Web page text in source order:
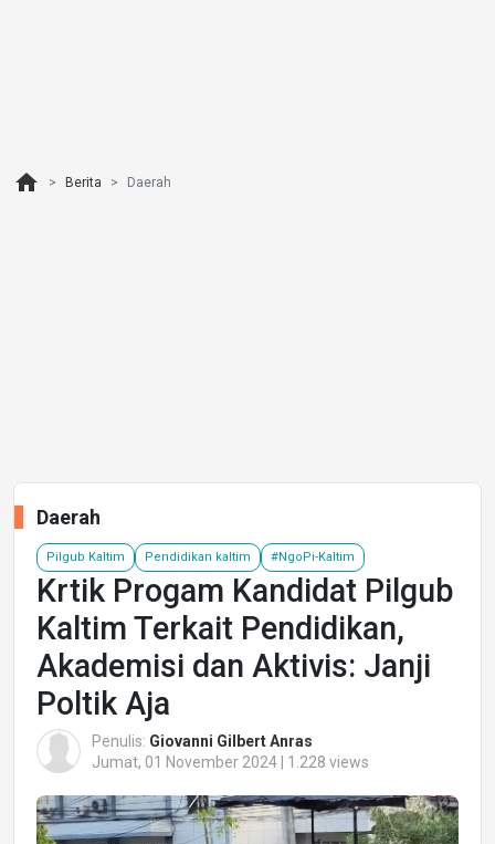
home Berita Daerah
Daerah
Pilgub Kaltim Pendidikan kaltim #NgoPi-Kaltim
Krtik Progam Kandidat Pilgub
Kaltim Terkait Pendidikan,
Akademisi dan Aktivis: Janji
Poltik Aja
Penulis: Giovanni Gilbert Anras
Jumat, 01 November 2024 | 1.228 views